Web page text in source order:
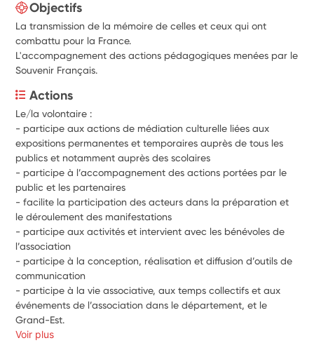
Objectifs
La transmission de la mémoire de celles et ceux qui ont
combattu pour la France.
L'accompagnement des actions pédagogiques menées par le
Souvenir Français.
Actions
Le/la volontaire :
- participe aux actions de médiation culturelle liées aux
expositions permanentes et temporaires auprès de tous les
publics et notamment auprès des scolaires
- participe à l’accompagnement des actions portées par le
public et les partenaires
- facilite la participation des acteurs dans la préparation et
le déroulement des manifestations
- participe aux activités et intervient avec les bénévoles de
l’association
- participe à la conception, réalisation et diffusion d’outils de
communication
- participe à la vie associative, aux temps collectifs et aux
événements de l’association dans le département, et le
Grand-Est.
Voir plus